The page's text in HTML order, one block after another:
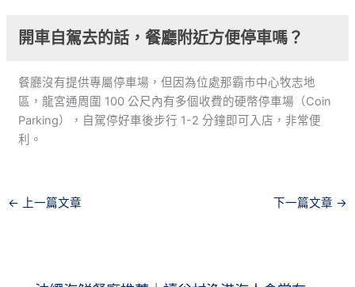
開車自駕去的話，餐廳附近方便停車嗎？
餐廳沒有提供專屬停車場，但因為位處那霸市中心牧志地
區，龍宮通周圍 100 公尺內有多個收費的硬幣停車場（Coin
Parking），自駕停好車後步行 1-2 分鐘即可入店，非常便
利。
← 上一篇文章 下一篇文章 →